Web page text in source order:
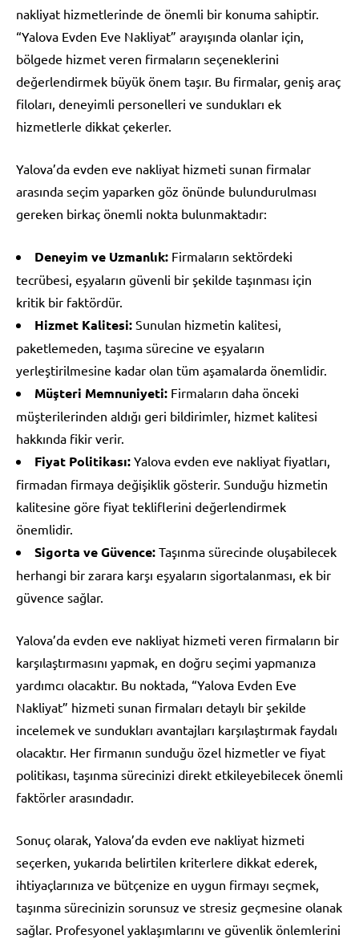
nakliyat hizmetlerinde de önemli bir konuma sahiptir.
“Yalova Evden Eve Nakliyat” arayışında olanlar için,
bölgede hizmet veren firmaların seçeneklerini
değerlendirmek büyük önem taşır. Bu firmalar, geniş araç
filoları, deneyimli personelleri ve sundukları ek
hizmetlerle dikkat çekerler.
Yalova’da evden eve nakliyat hizmeti sunan firmalar
arasında seçim yaparken göz önünde bulundurulması
gereken birkaç önemli nokta bulunmaktadır:
Deneyim ve Uzmanlık: Firmaların sektördeki
tecrübesi, eşyaların güvenli bir şekilde taşınması için
kritik bir faktördür.
Hizmet Kalitesi: Sunulan hizmetin kalitesi,
paketlemeden, taşıma sürecine ve eşyaların
yerleştirilmesine kadar olan tüm aşamalarda önemlidir.
Müşteri Memnuniyeti: Firmaların daha önceki
müşterilerinden aldığı geri bildirimler, hizmet kalitesi
hakkında fikir verir.
Fiyat Politikası: Yalova evden eve nakliyat fiyatları,
firmadan firmaya değişiklik gösterir. Sunduğu hizmetin
kalitesine göre fiyat tekliflerini değerlendirmek
önemlidir.
Sigorta ve Güvence: Taşınma sürecinde oluşabilecek
herhangi bir zarara karşı eşyaların sigortalanması, ek bir
güvence sağlar.
Yalova’da evden eve nakliyat hizmeti veren firmaların bir
karşılaştırmasını yapmak, en doğru seçimi yapmanıza
yardımcı olacaktır. Bu noktada, “Yalova Evden Eve
Nakliyat” hizmeti sunan firmaları detaylı bir şekilde
incelemek ve sundukları avantajları karşılaştırmak faydalı
olacaktır. Her firmanın sunduğu özel hizmetler ve fiyat
politikası, taşınma sürecinizi direkt etkileyebilecek önemli
faktörler arasındadır.
Sonuç olarak, Yalova’da evden eve nakliyat hizmeti
seçerken, yukarıda belirtilen kriterlere dikkat ederek,
ihtiyaçlarınıza ve bütçenize en uygun firmayı seçmek,
taşınma sürecinizin sorunsuz ve stresiz geçmesine olanak
sağlar. Profesyonel yaklaşımlarını ve güvenlik önlemlerini